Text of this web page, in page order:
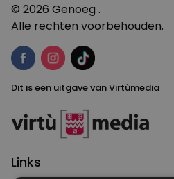
© 2026 Genoeg .
Alle rechten voorbehouden.
Dit is een uitgave van Virtùmedia
Links